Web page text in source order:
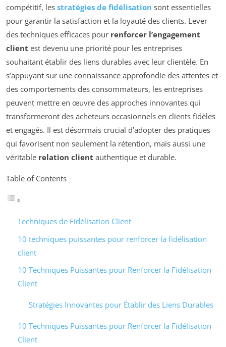
compétitif, les stratégies de fidélisation sont essentielles
pour garantir la satisfaction et la loyauté des clients. Lever
des techniques efficaces pour renforcer l’engagement
client est devenu une priorité pour les entreprises
souhaitant établir des liens durables avec leur clientèle. En
s’appuyant sur une connaissance approfondie des attentes et
des comportements des consommateurs, les entreprises
peuvent mettre en œuvre des approches innovantes qui
transformeront des acheteurs occasionnels en clients fidèles
et engagés. Il est désormais crucial d’adopter des pratiques
qui favorisent non seulement la rétention, mais aussi une
véritable relation client authentique et durable.
Table of Contents
Techniques de Fidélisation Client
10 techniques puissantes pour renforcer la fidélisation
client
10 Techniques Puissantes pour Renforcer la Fidélisation
Client
Stratégies Innovantes pour Établir des Liens Durables
10 Techniques Puissantes pour Renforcer la Fidélisation
Client